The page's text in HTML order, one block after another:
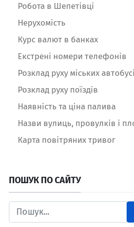
Робота в Шепетівці
Нерухомість
Курс валют в банках
Екстрені номери телефонів
Розклад руху міських
Розклад руху поїздів
Наявність та ціна палива
Назви вулиць, провулків і
Карта повітряних тривог
ПОШУК ПО САЙТУ